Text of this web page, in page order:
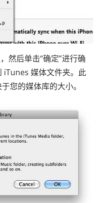
然后单击“确定”进行确
iTunes 媒体文件夹。此
您的媒体库的大小。